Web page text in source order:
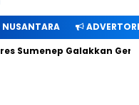
Sumenep Galakkan